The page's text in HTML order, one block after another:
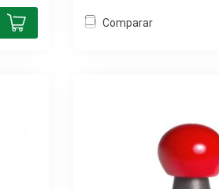
Comparar